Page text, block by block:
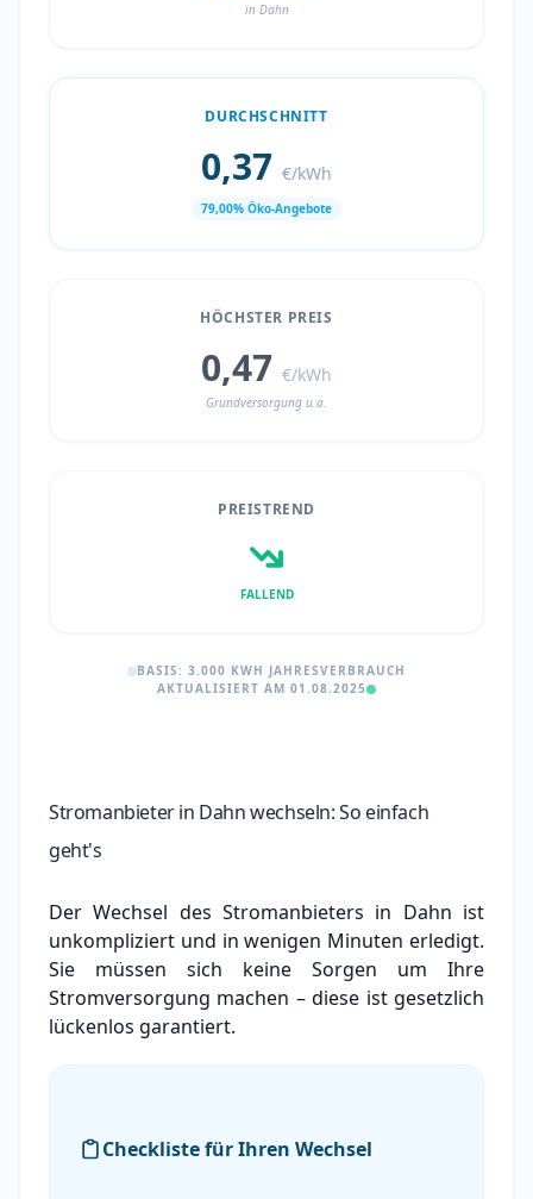
in Dahn
DURCHSCHNITT
0,37 €/kWh
79,00% Öko-Angebote
HÖCHSTER PREIS
0,47 €/kWh
Grundversorgung u.a.
PREISTREND
FALLEND
BASIS: 3.000 KWH JAHRESVERBRAUCH
AKTUALISIERT AM 01.08.2025
Stromanbieter in Dahn wechseln: So einfach
geht's
Der Wechsel des Stromanbieters in Dahn ist
unkompliziert und in wenigen Minuten erledigt.
Sie müssen sich keine Sorgen um Ihre
Stromversorgung machen – diese ist gesetzlich
lückenlos garantiert.
Checkliste für Ihren Wechsel